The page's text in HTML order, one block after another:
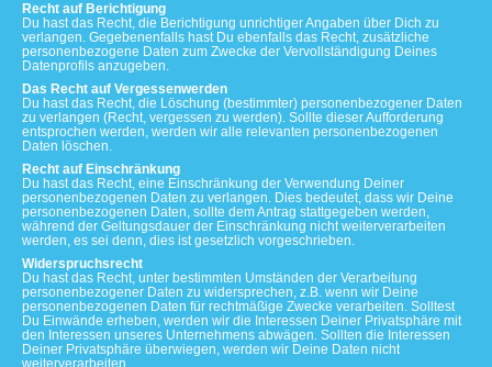
Recht auf Berichtigung
Du hast das Recht, die Berichtigung unrichtiger Angaben über Dich zu
verlangen. Gegebenenfalls hast Du ebenfalls das Recht, zusätzliche
personenbezogene Daten zum Zwecke der Vervollständigung Deines
Datenprofils anzugeben.
Das Recht auf Vergessenwerden
Du hast das Recht, die Löschung (bestimmter) personenbezogener Daten
zu verlangen (Recht, vergessen zu werden). Sollte dieser Aufforderung
entsprochen werden, werden wir alle relevanten personenbezogenen
Daten löschen.
Recht auf Einschränkung
Du hast das Recht, eine Einschränkung der Verwendung Deiner
personenbezogenen Daten zu verlangen. Dies bedeutet, dass wir Deine
personenbezogenen Daten, sollte dem Antrag stattgegeben werden,
während der Geltungsdauer der Einschränkung nicht weiterverarbeiten
werden, es sei denn, dies ist gesetzlich vorgeschrieben.
Widerspruchsrecht
Du hast das Recht, unter bestimmten Umständen der Verarbeitung
personenbezogener Daten zu widersprechen, z.B. wenn wir Deine
personenbezogenen Daten für rechtmäßige Zwecke verarbeiten. Solltest
Du Einwände erheben, werden wir die Interessen Deiner Privatsphäre mit
den Interessen unseres Unternehmens abwägen. Sollten die Interessen
Deiner Privatsphäre überwiegen, werden wir Deine Daten nicht
weiterverarbeiten.